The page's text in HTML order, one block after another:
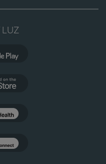
LUZ